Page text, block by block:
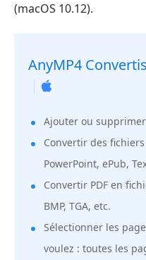
(macOS 10.12).
AnyMP4
Ajouter ou
Convertir des fichiers
PowerPoint, ePub,
Convertir PDF en
BMP, TGA, etc.
Sélectionner les
voulez : toutes les